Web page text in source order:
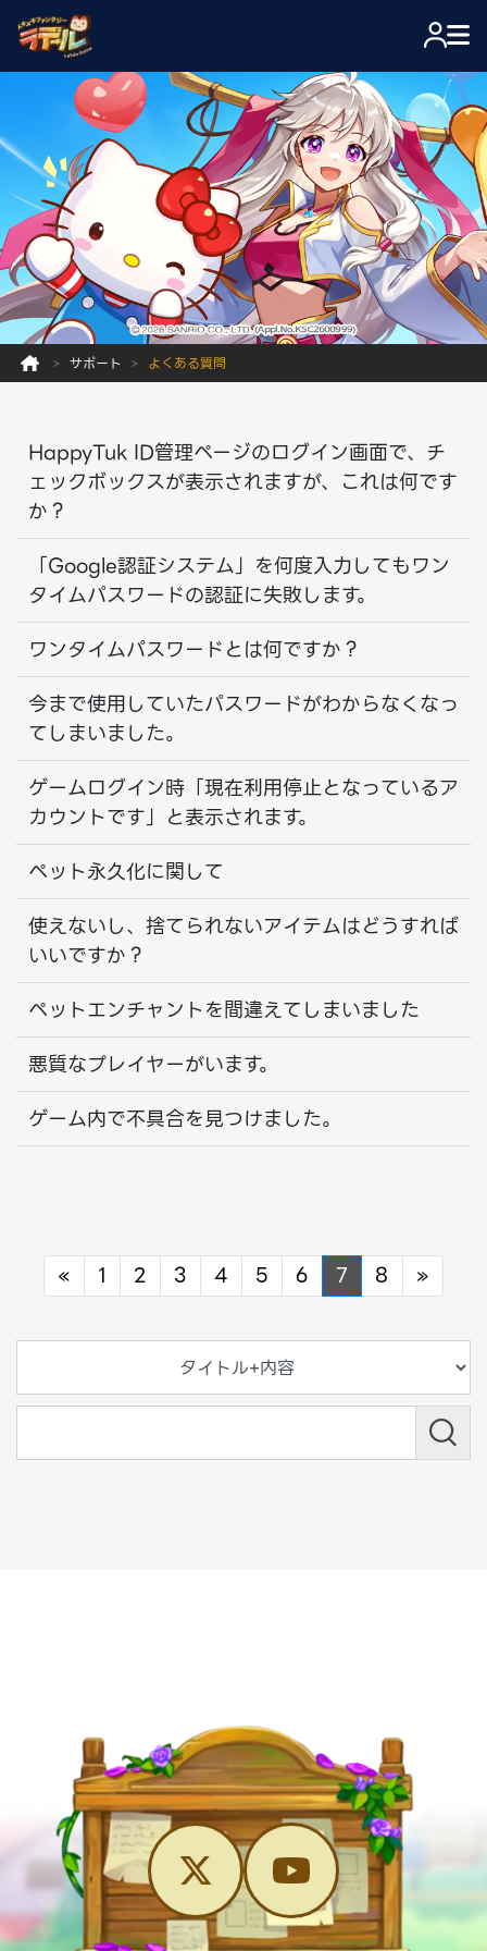
サポート よくある質問
HappyTuk ID管理ページのログイン画面で、チ
ェックボックスが表示されますが、これは何です
か？
「Google認証システム」を何度入力してもワン
タイムパスワードの認証に失敗します。
ワンタイムパスワードとは何ですか？
今まで使用していたパスワードがわからなくなっ
てしまいました。
ゲームログイン時「現在利用停止となっているア
カウントです」と表示されます。
ペット永久化に関して
使えないし、捨てられないアイテムはどうすれば
いいですか？
ペットエンチャントを間違えてしまいました
悪質なプレイヤーがいます。
ゲーム内で不具合を見つけました。
« Previous
1 2 3 4 5 6 7 8 »